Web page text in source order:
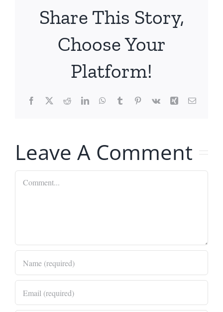
Share This Story,
Choose Your
Platform!
Facebook
X RedditLinkedInWhatsApp
TumblrPinterest
Vk Xing Email
Leave A Comment
Comment